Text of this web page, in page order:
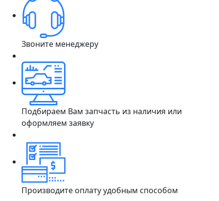
Звоните менеджеру
Подбираем Вам запчасть из наличия или
оформляем заявку
Производите оплату удобным способом